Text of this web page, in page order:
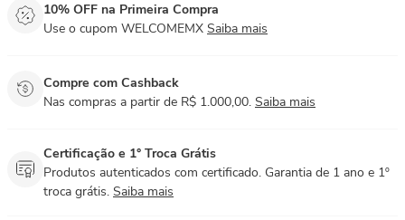
10% OFF na Primeira Compra
Use o cupom WELCOMEMX Saiba mais
Compre com Cashback
Nas compras a partir de R$ 1.000,00. Saiba mais
Certificação e 1° Troca Grátis
Produtos autenticados com certificado. Garantia de 1 ano e 1º
troca grátis. Saiba mais